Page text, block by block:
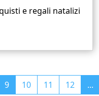
e regali natalizi
9 10 11 12 ...